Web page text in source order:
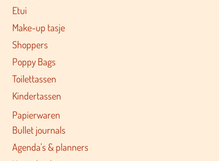
Etui
Make-up tasje
Shoppers
Poppy Bags
Toilettassen
Kindertassen
Papierwaren
Bullet journals
Agenda's & planners